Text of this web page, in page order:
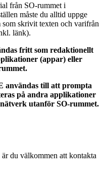
från SO-rummet i
måste du alltid uppge
skrivit texten och varifrån
länk).
fritt som redaktionellt
(appar) eller
användas till att prompta
på andra applikationer
utanför SO-rummet.
du välkommen att kontakta